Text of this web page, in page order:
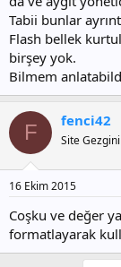
Tabii bunlar
Flash bellek
birşey yok.
Bilmem
F fenci42
Site Gezgini
16 Ekim 2015
Coşku ve değer
formatlayarak